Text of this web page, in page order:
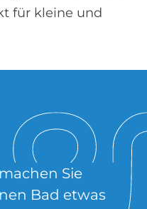
für kleine und
Sie
Bad et­was